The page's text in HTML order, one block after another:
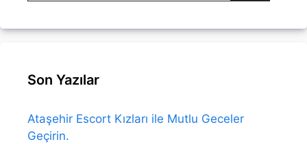
Son Yazılar
Ataşehir Escort Kızları ile Mutlu Geceler
Geçirin.